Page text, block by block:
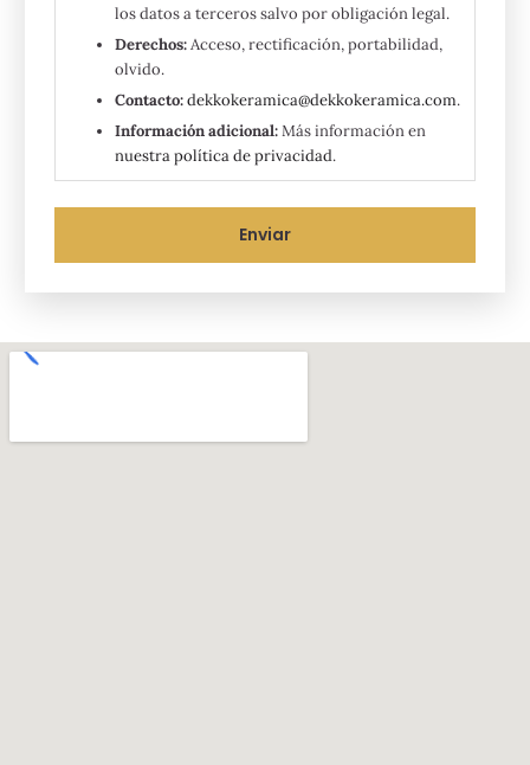
los datos a terceros salvo por obligación legal.
Derechos:Acceso, rectificación, portabilidad,
olvido.
Contacto:dekkokeramica@dekkokeramica.com.
Información adicional:Más información en
nuestra política de privacidad.
Enviar